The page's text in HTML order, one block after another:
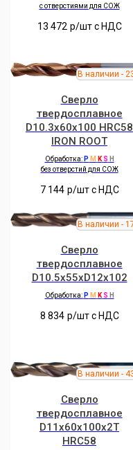
с отверстиями для СОЖ
13 472 р/шт c НДС
Сверло
твердосплавное
D10.3x60x100 HRC58
IRON ROOT
Обработка: P M K S H
без отверстий для СОЖ
7 144 р/шт c НДС
Сверло
твердосплавное
D10.5x55xD12x102
Обработка: P M K S H
8 834 р/шт c НДС
Сверло
твердосплавное
D11x60x100x2T
HRC58